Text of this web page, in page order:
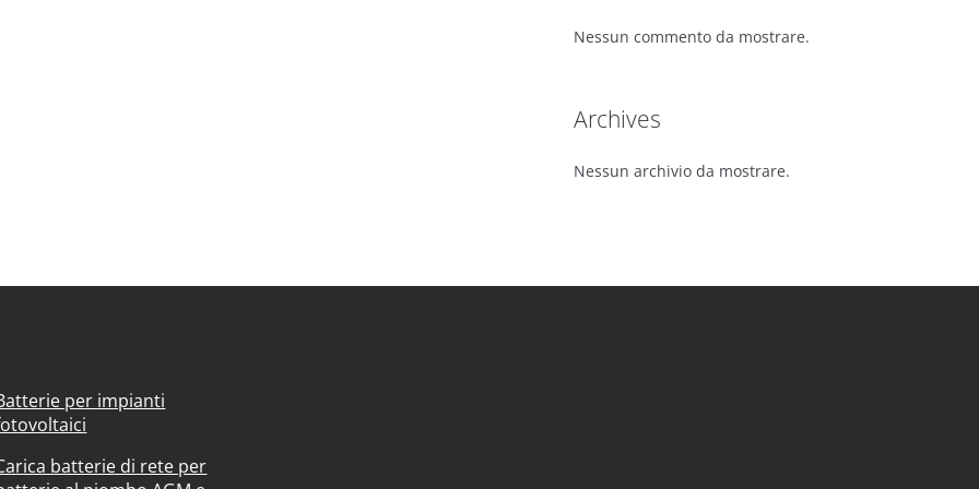
Nessun commento da mostrare.
Archives
Nessun archivio da mostrare.
per impianti
batterie di rete per